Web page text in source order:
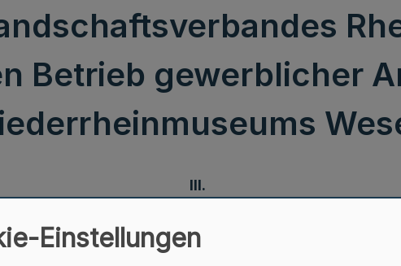
Betrieb gewerblicher
III.
für den steuerlichen Betrieb gewerblicher Art
Einstellungen